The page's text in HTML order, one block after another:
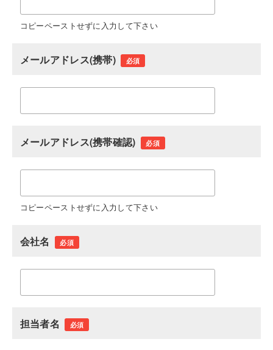
コピーペーストせずに入力して下さい
メールアドレス(携帯) 必須
メールアドレス(携帯確認) 必須
コピーペーストせずに入力して下さい
会社名 必須
担当者名 必須